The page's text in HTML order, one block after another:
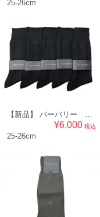
25-26cm
【新品】 バーバリー BURBERRY メンズ 靴下５点セット ソックス 25～26cm（リブ×ワンポイント）黒系 br07019114
¥6,000 税込
25-26cm